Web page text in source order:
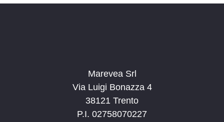
Marevea Srl
Via Luigi Bonazza 4
38121 Trento
P.I. 02758070227